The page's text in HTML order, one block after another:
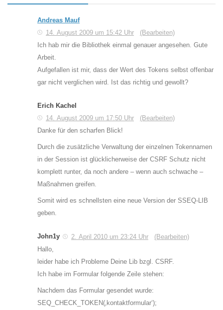
Andreas Mauf
14. August 2009 um 15:42 Uhr
(Bearbeiten)
Ich hab mir die Bibliothek einmal genauer angesehen. Gute
Arbeit.
Aufgefallen ist mir, dass der Wert des Tokens selbst offenbar
gar nicht verglichen wird. Ist das richtig und gewollt?
Erich Kachel
14. August 2009 um 17:50 Uhr
(Bearbeiten)
Danke für den scharfen Blick!
Durch die zusätzliche Verwaltung der einzelnen Tokennamen
in der Session ist glücklicherweise der CSRF Schutz nicht
komplett runter, da noch andere – wenn auch schwache –
Maßnahmen greifen.
Somit wird es schnellsten eine neue Version der SSEQ-LIB
geben.
John1y 2. April 2010 um 23:24 Uhr
(Bearbeiten)
Hallo,
leider habe ich Probleme Deine Lib bzgl. CSRF.
Ich habe im Formular folgende Zeile stehen:
Nachdem das Formular gesendet wurde:
SEQ_CHECK_TOKEN(‚kontaktformular‘);